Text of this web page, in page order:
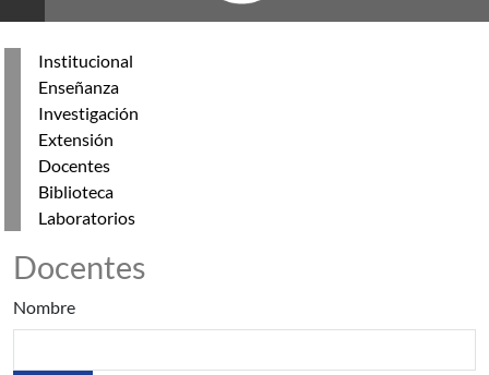
Institucional
Enseñanza
Investigación
Extensión
Docentes
Biblioteca
Laboratorios
Docentes
Nombre